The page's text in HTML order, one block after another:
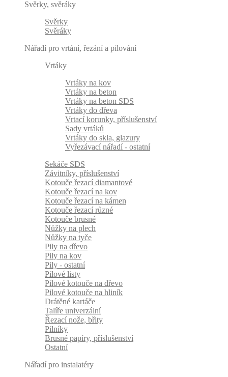
Svěrky, svěráky
Svěrky
Svěráky
Nářadí pro vrtání, řezání a pilování
Vrtáky
Vrtáky na kov
Vrtáky na beton
Vrtáky na beton SDS
Vrtáky do dřeva
Vrtací korunky, příslušenství
Sady vrtáků
Vrtáky do skla, glazury
Vyřezávací nářadí - ostatní
Sekáče SDS
Závitníky, příslušenství
Kotouče řezací diamantové
Kotouče řezací na kov
Kotouče řezací na kámen
Kotouče řezací různé
Kotouče brusné
Nůžky na plech
Nůžky na tyče
Pily na dřevo
Pily na kov
Pily - ostatní
Pilové listy
Pilové kotouče na dřevo
Pilové kotouče na hliník
Drátěné kartáče
Talíře univerzální
Řezací nože, břity
Pilníky
Brusné papíry, příslušenství
Ostatní
Nářadí pro instalatéry